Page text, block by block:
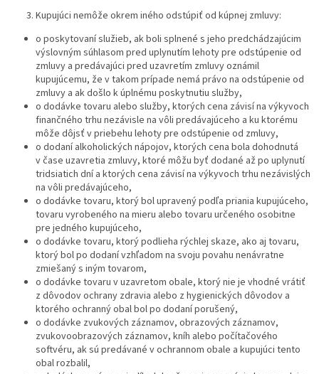
Kupujúci nemôže okrem iného odstúpiť od kúpnej zmluvy:
o poskytovaní služieb, ak boli splnené s jeho predchádzajúcim
výslovným súhlasom pred uplynutím lehoty pre odstúpenie od
zmluvy a predávajúci pred uzavretím zmluvy oznámil
kupujúcemu, že v takom prípade nemá právo na odstúpenie od
zmluvy a ak došlo k úplnému poskytnutiu služby,
o dodávke tovaru alebo služby, ktorých cena závisí na výkyvoch
finančného trhu nezávisle na vôli predávajúceho a ku ktorému
môže dôjsť v priebehu lehoty pre odstúpenie od zmluvy,
o dodaní alkoholických nápojov, ktorých cena bola dohodnutá
v čase uzavretia zmluvy, ktoré môžu byť dodané až po uplynutí
tridsiatich dní a ktorých cena závisí na výkyvoch trhu nezávislých
na vôli predávajúceho,
o dodávke tovaru, ktorý bol upravený podľa priania kupujúceho,
tovaru vyrobeného na mieru alebo tovaru určeného osobitne
pre jedného kupujúceho,
o dodávke tovaru, ktorý podlieha rýchlej skaze, ako aj tovaru,
ktorý bol po dodaní vzhľadom na svoju povahu nenávratne
zmiešaný s iným tovarom,
o dodávke tovaru v uzavretom obale, ktorý nie je vhodné vrátiť
z dôvodov ochrany zdravia alebo z hygienických dôvodov a
ktorého ochranný obal bol po dodaní porušený,
o dodávke zvukových záznamov, obrazových záznamov,
zvukovoobrazových záznamov, kníh alebo počítačového
softvéru, ak sú predávané v ochrannom obale a kupujúci tento
obal rozbalil,